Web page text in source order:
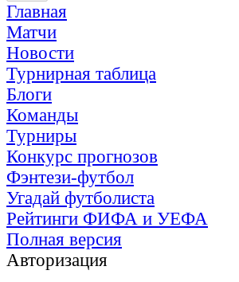
Главная
Матчи
Новости
Турнирная таблица
Блоги
Команды
Турниры
Конкурс прогнозов
Фэнтези-футбол
Угадай футболиста
Рейтинги ФИФА и УЕФА
Полная версия
Авторизация